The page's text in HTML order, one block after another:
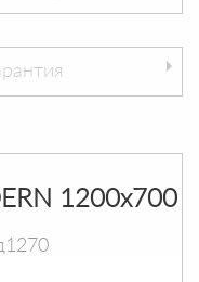
1200х700